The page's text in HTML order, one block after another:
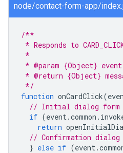
node/contact-form-app/
/**
* Responds to
*
* @param {Object}
* @return {Object}
*/
function onCardClick(
// Initial dialog form
if (event.common .
return
// Confirmation dialog
} else if (event.